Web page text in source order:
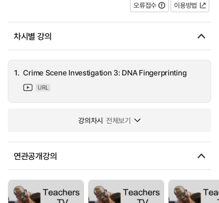
오류접수 이용방법
차시별 강의
1. Crime Scene Investigation 3: DNA Fingerprinting
URL
강의차시 전체보기
연관공개강의